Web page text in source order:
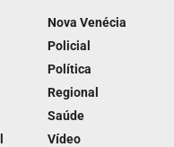
Nova Venécia
Policial
Política
Regional
Saúde
Vídeo